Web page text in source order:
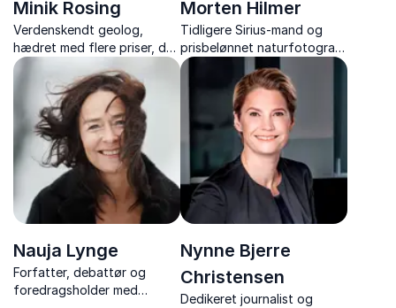
Minik Rosing
Verdenskendt geolog,
hædret med flere priser, der
tilbyder fascinerende
indsigt i Jordens geologiske
udvikling
Morten Hilmer
Tidligere Sirius-mand og
prisbelønnet naturfotograf,
der åbner døren ind til
Arktis, overlevelse og
naturens stille styrke.
Nauja Lynge
Forfatter, debattør og
foredragsholder med
Nynne Bjerre
Christensen
Dedikeret journalist og